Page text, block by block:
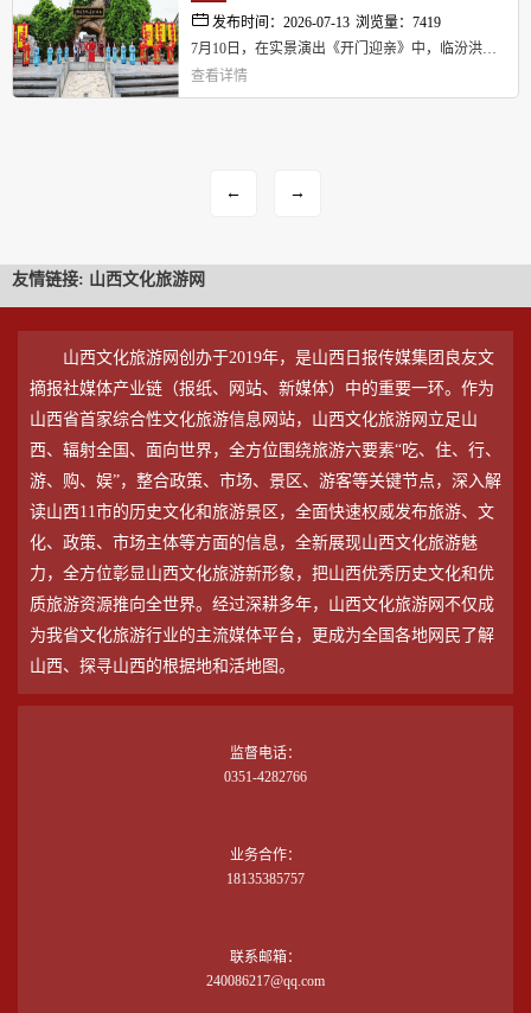
发布时间：2026-07-13 浏览量：7419
7月10日，在实景演出《开门迎亲》中，临汾洪洞
大槐树景区第十一届孝德文化节正式启幕。...
查看详情
← →
友情链接: 山西文化旅游网
山西文化旅游网创办于2019年，是山西日报传媒集团良友文
摘报社媒体产业链（报纸、网站、新媒体）中的重要一环。作为
山西省首家综合性文化旅游信息网站，山西文化旅游网立足山
西、辐射全国、面向世界，全方位围绕旅游六要素“吃、住、行、
游、购、娱”，整合政策、市场、景区、游客等关键节点，深入解
读山西11市的历史文化和旅游景区，全面快速权威发布旅游、文
化、政策、市场主体等方面的信息，全新展现山西文化旅游魅
力，全方位彰显山西文化旅游新形象，把山西优秀历史文化和优
质旅游资源推向全世界。经过深耕多年，山西文化旅游网不仅成
为我省文化旅游行业的主流媒体平台，更成为全国各地网民了解
山西、探寻山西的根据地和活地图。
监督电话：
0351-4282766
业务合作：
18135385757
联系邮箱：
240086217@qq.com